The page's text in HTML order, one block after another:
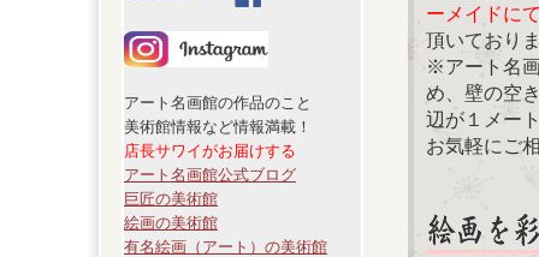
アート名画館の作品のこと
美術館情報など情報満載！
店長サワイがお届けする
アート名画館公式ブログ
巨匠の美術館
絵画の美術館
有名絵画（アート）の美術館
ーメイドに
頂いており
※アート名
め、壁の空
辺が１メー
お気軽にご